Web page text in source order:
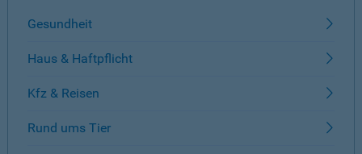
Gesundheit
Haus & Haftpflicht
Kfz & Reisen
Rund ums Tier